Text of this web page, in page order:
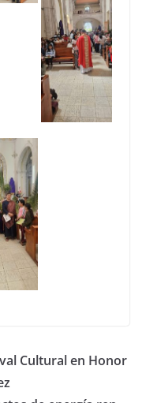
Cultural en Honor